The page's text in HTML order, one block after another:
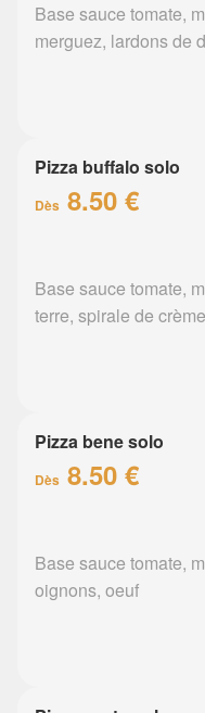
Base sauce tomate,
merguez, lardons de
Pizza buffalo solo
Dès 8.50 €
Base sauce tomate,
terre, spirale de
Pizza bene solo
Dès 8.50 €
Base sauce tomate,
oignons, oeuf